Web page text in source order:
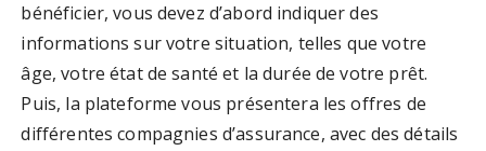
bénéficier, vous devez d’abord indiquer des
informations sur votre situation, telles que votre
âge, votre état de santé et la durée de votre prêt.
Puis, la plateforme vous présentera les offres de
différentes compagnies d’assurance, avec des détails